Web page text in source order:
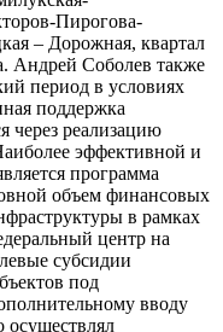
Пирогова-
– Дорожная, квартал
Андрей Соболев также
период в условиях
поддержка
через реализацию
эффективной и
программа
объем финансовых
в рамках
центр на
субсидии
под
вводу